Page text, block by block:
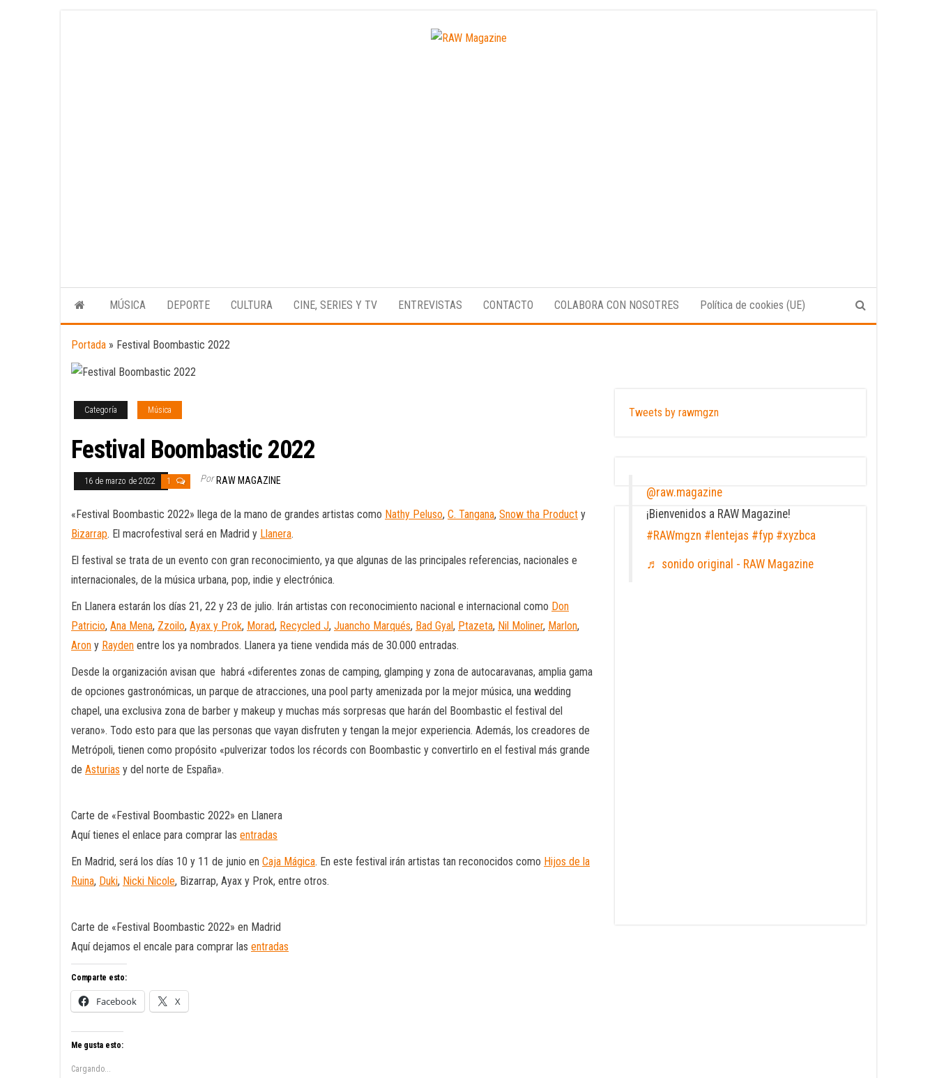
Magazine
digital
enfocado
cultura,
MÚSICA DEPORTE CULTURA CINE, SERIES Y TV ENTREVISTAS CONTACTO COLABORA CON NOSOTRES Política de cookies (UE)
Portada » Festival Boombastic 2022
Categoría Música
Festival Boombastic 2022
16 de marzo de 2022 1 Por RAW MAGAZINE
«Festival Boombastic 2022» llega de la mano de grandes artistas como Nathy Peluso, C. Tangana, Snow tha Product y
Bizarrap. El macrofestival será en Madrid y Llanera.
El festival se trata de un evento con gran reconocimiento, ya que algunas de las principales referencias, nacionales e
internacionales, de la música urbana, pop, indie y electrónica.
En Llanera estarán los días 21, 22 y 23 de julio. Irán artistas con reconocimiento nacional e internacional como Don
Patricio, Ana Mena, Zzoilo, Ayax y Prok, Morad, Recycled J, Juancho Marqués, Bad Gyal, Ptazeta, Nil Moliner, Marlon,
Aron y Rayden entre los ya nombrados. Llanera ya tiene vendida más de 30.000 entradas.
Desde la organización avisan que habrá «diferentes zonas de camping, glamping y zona de autocaravanas, amplia gama
de opciones gastronómicas, un parque de atracciones, una pool party amenizada por la mejor música, una wedding
chapel, una exclusiva zona de barber y makeup y muchas más sorpresas que harán del Boombastic el festival del
verano». Todo esto para que las personas que vayan disfruten y tengan la mejor experiencia. Además, los creadores de
Metrópoli, tienen como propósito «pulverizar todos los récords con Boombastic y convertirlo en el festival más grande
de Asturias y del norte de España».
Carte de «Festival Boombastic 2022» en Llanera
Aquí tienes el enlace para comprar las entradas
En Madrid, será los días 10 y 11 de junio en Caja Mágica. En este festival irán artistas tan reconocidos como Hijos de la
Ruina, Duki, Nicki Nicole, Bizarrap, Ayax y Prok, entre otros.
Carte de «Festival Boombastic 2022» en Madrid
Aquí dejamos el encale para comprar las entradas
Comparte esto:
Facebook X
Me gusta esto:
Cargando...
Tweets by rawmgzn
@raw.magazine
¡Bienvenidos a RAW Magazine!
#RAWmgzn #lentejas #fyp #xyzbca
♬ sonido original - RAW Magazine